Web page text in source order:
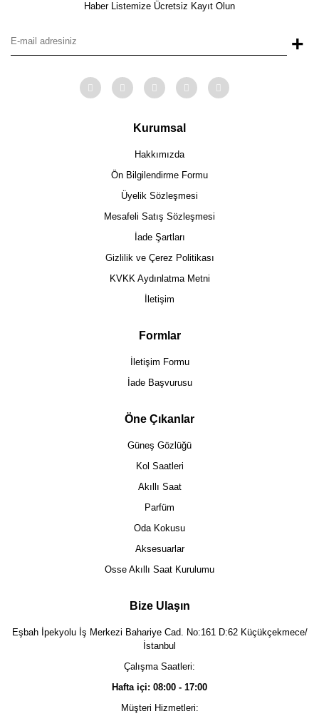
Haber Listemize Ücretsiz Kayıt Olun
+
Kurumsal
Hakkımızda
Ön Bilgilendirme Formu
Üyelik Sözleşmesi
Mesafeli Satış Sözleşmesi
İade Şartları
Gizlilik ve Çerez Politikası
KVKK Aydınlatma Metni
İletişim
Formlar
İletişim Formu
İade Başvurusu
Öne Çıkanlar
Güneş Gözlüğü
Kol Saatleri
Akıllı Saat
Parfüm
Oda Kokusu
Aksesuarlar
Osse Akıllı Saat Kurulumu
Bize Ulaşın
Eşbah İpekyolu İş Merkezi Bahariye Cad. No:161 D:62 Küçükçekmece/
İstanbul
Çalışma Saatleri:
Hafta içi: 08:00 - 17:00
Müşteri Hizmetleri: